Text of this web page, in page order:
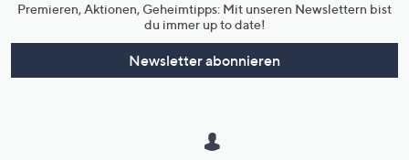
Premieren, Aktionen, Geheimtipps: Mit unseren Newslettern bist
du immer up to date!
Newsletter abonnieren